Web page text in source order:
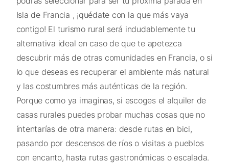
Isla de Francia , ¡quédate con la que más vaya
contigo! El turismo rural será indudablemente tu
alternativa ideal en caso de que te apetezca
descubrir más de otras comunidades en Francia, o si
lo que deseas es recuperar el ambiente más natural
y las costumbres más auténticas de la región.
Porque como ya imaginas, si escoges el alquiler de
casas rurales puedes probar muchas cosas que no
íntentarías de otra manera: desde rutas en bici,
pasando por descensos de ríos o visitas a pueblos
con encanto, hasta rutas gastronómicas o escalada.